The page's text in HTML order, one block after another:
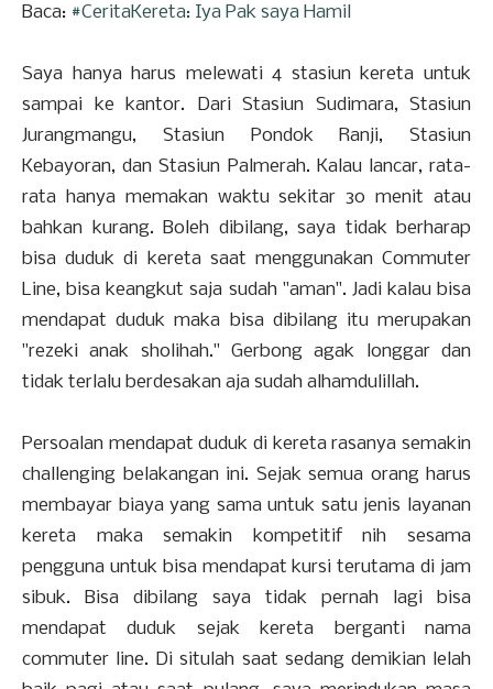
Baca: #CeritaKereta: Iya Pak saya Hamil
Saya hanya harus melewati 4 stasiun kereta untuk
sampai ke kantor. Dari Stasiun Sudimara, Stasiun
Jurangmangu, Stasiun Pondok Ranji, Stasiun
Kebayoran, dan Stasiun Palmerah. Kalau lancar, rata-
rata hanya memakan waktu sekitar 30 menit atau
bahkan kurang. Boleh dibilang, saya tidak berharap
bisa duduk di kereta saat menggunakan Commuter
Line, bisa keangkut saja sudah "aman". Jadi kalau bisa
mendapat duduk maka bisa dibilang itu merupakan
"rezeki anak sholihah." Gerbong agak longgar dan
tidak terlalu berdesakan aja sudah alhamdulillah.
Persoalan mendapat duduk di kereta rasanya semakin
challenging belakangan ini. Sejak semua orang harus
membayar biaya yang sama untuk satu jenis layanan
kereta maka semakin kompetitif nih sesama
pengguna untuk bisa mendapat kursi terutama di jam
sibuk. Bisa dibilang saya tidak pernah lagi bisa
mendapat duduk sejak kereta berganti nama
commuter line. Di situlah saat sedang demikian lelah